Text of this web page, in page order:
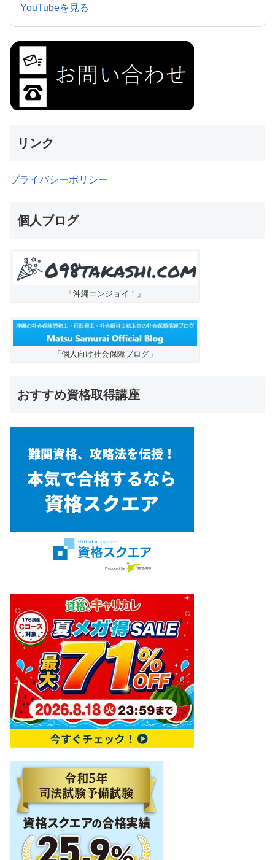
YouTubeを見る
リンク
プライバシーポリシー
個人ブログ
「沖縄エンジョイ！」
「個人向け社会保障ブログ」
おすすめ資格取得講座